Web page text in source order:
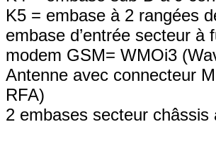
K5 = embase à 2 rangées
embase d’entrée secteur
modem GSM= WMOi3
Antenne avec connecteur
RFA)
2 embases secteur